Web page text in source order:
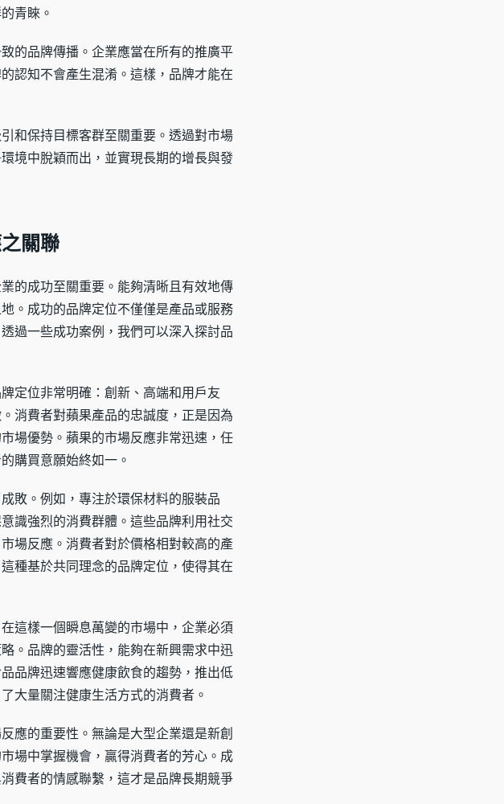
青睞。
的品牌傳播。企業應當在所有的推廣平
認知不會產生混淆。這樣，品牌才能在
和保持目標客群至關重要。透過對市場
境中脫穎而出，並實現長期的增長與發
關聯
的成功至關重要。能夠清晰且有效地傳
。成功的品牌定位不僅僅是產品或服務
過一些成功案例，我們可以深入探討品
定位非常明確：創新、高端和用戶友
消費者對蘋果產品的忠誠度，正是因為
場優勢。蘋果的市場反應非常迅速，任
購買意願始終如一。
敗。例如，專注於環保材料的服裝品
識強烈的消費群體。這些品牌利用社交
場反應。消費者對於價格相對較高的產
種基於共同理念的品牌定位，使得其在
這樣一個瞬息萬變的市場中，企業必須
。品牌的靈活性，能夠在新興需求中迅
品牌迅速響應健康飲食的趨勢，推出低
大量關注健康生活方式的消費者。
應的重要性。無論是大型企業還是新創
場中掌握機會，贏得消費者的芳心。成
費者的情感聯繫，這才是品牌長期競爭